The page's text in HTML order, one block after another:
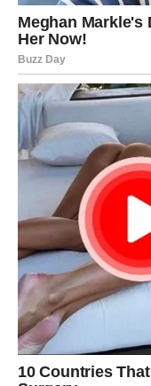
analizira do detalja.
stalo, ona ponekad
koliko neko može da
Ali kosmos sada ima
mora da bude rat.
bili sigurni. Da
hrabrost.
Ako budete oprezni,
nečega što traje.
povlačenja da biste
što je zapravo dar.
3) Romansa
ili razotkrivanje